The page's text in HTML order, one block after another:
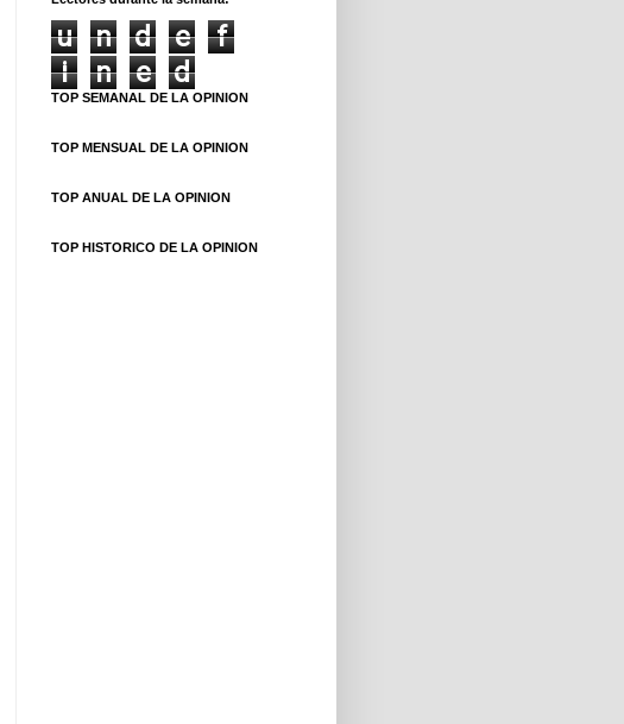
u n d e
f
i
n e d
TOP SEMANAL DE LA OPINION
TOP MENSUAL DE LA OPINION
TOP ANUAL DE LA OPINION
TOP HISTORICO DE LA OPINION